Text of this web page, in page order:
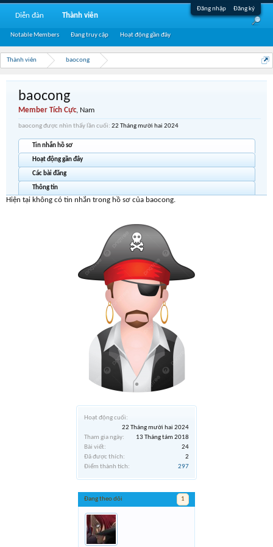
Đăng nhập Đăng ký
Thành viên baocong
Hoạt động cuối:
22 Tháng mười hai 2024
Tham gia ngày:
13 Tháng tám 2018
Bài viết:
24
Đã được thích:
2
Điểm thành tích:
297
Đang theo dõi 1
baocong
Member Tích Cực, Nam
baocong được nhìn thấy lần cuối: 22 Tháng mười hai 2024
Tin nhắn hồ sơ
Hoạt động gần đây
Các bài đăng
Thông tin
Hiện tại không có tin nhắn trong hồ sơ của baocong.
Diễn đàn Thành viên
Notable Members Đang truy cập Hoạt động gần đây